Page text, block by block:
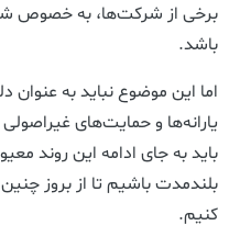
برخی از شرکت‌ها، به خصوص
باشد.
اما این موضوع نباید به عنوان
یارانه‌ها و حمایت‌های
باید به جای ادامه این روند
بلندمدت باشیم تا از بروز
کنیم.